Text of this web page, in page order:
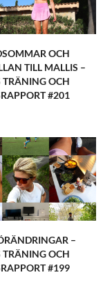
OCH
TILL MALLIS –
TRÄNING OCH
#201
–
TRÄNING OCH
#199